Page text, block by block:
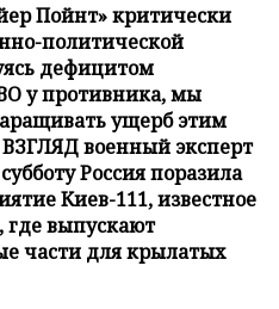
Пойнт» критически
политической
дефицитом
у противника, мы
ущерб этим
ВЗГЛЯД военный эксперт
Россия поразила
Киев-111, известное
выпускают
части для крылатых